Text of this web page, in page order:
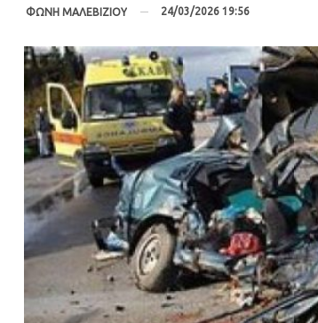
ΦΩΝΗ ΜΑΛΕΒΙΖΙΟΥ 24/03/2026 19:56